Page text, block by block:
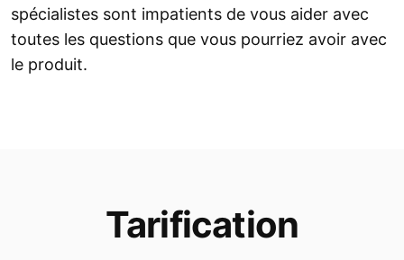
spécialistes sont impatients de vous aider avec
toutes les questions que vous pourriez avoir avec
le produit.
Tarification